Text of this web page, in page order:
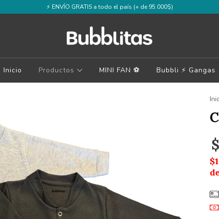
⚡️ ENVÍO GRATIS a todo el país (+ de 95.000$)
Inicio Productos MINI FAN ⚽️ Bubbli ⚡️ Gangas